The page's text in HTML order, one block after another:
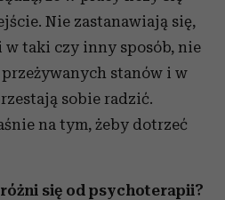
Nie zastanawiają się,
w taki czy inny sposób, nie
stanów i w
sobie radzić.
na tym, żeby dotrzeć
się od psychoterapii?